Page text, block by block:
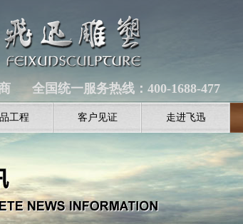
全国统一服务热线：400-1688-477
工程 客户见证 走进飞迅